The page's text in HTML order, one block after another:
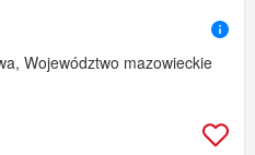
Województwo mazowieckie